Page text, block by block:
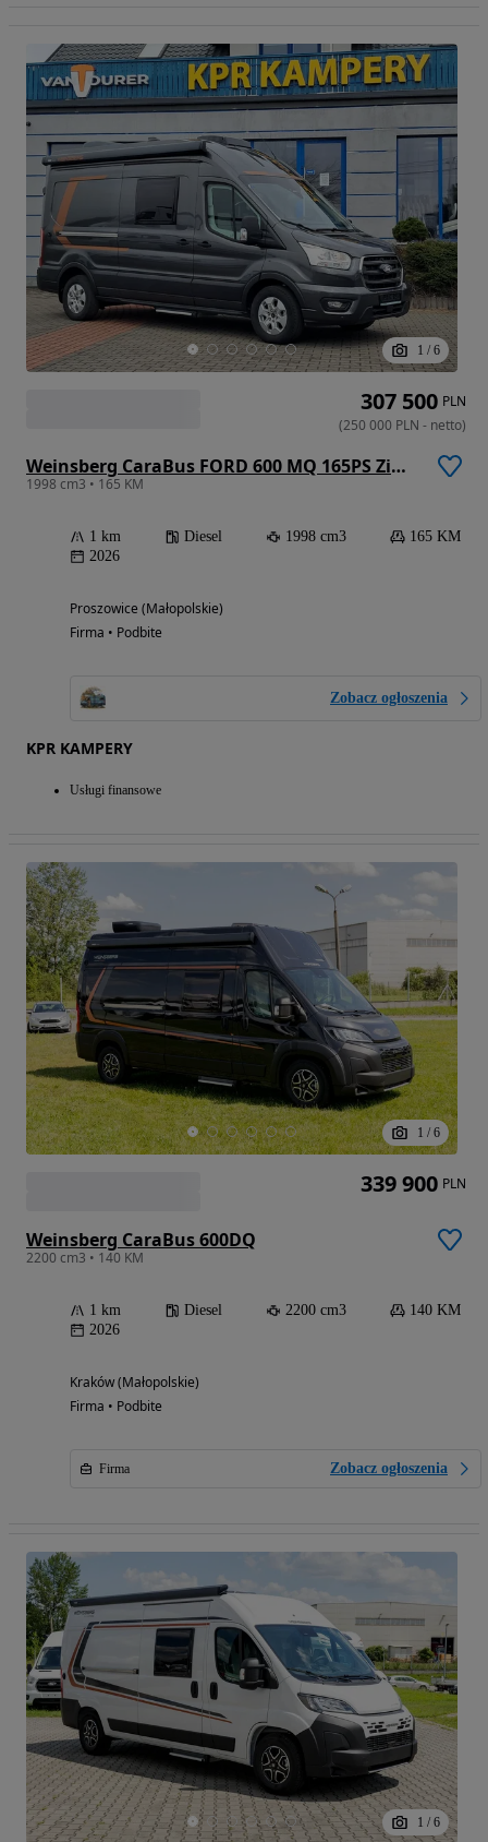
1 / 6
Weinsberg CaraBus FORD 600 MQ 165PS Zimowa Wersja Klima Gratis HAK FV23%
1998 cm3 • 165 KM
1 km Diesel 1998 cm3
165 KM
2026
Proszowice (Małopolskie)
Firma • Podbite
Zobacz ogłoszenia
KPR KAMPERY
Usługi finansowe
307 500 PLN
(250 000 PLN - netto)
1 / 6
Weinsberg CaraBus 600DQ
2200 cm3 • 140 KM
1 km Diesel 2200 cm3
140 KM
2026
Kraków (Małopolskie)
Firma • Podbite
Firma Zobacz ogłoszenia
339 900 PLN
1 / 6